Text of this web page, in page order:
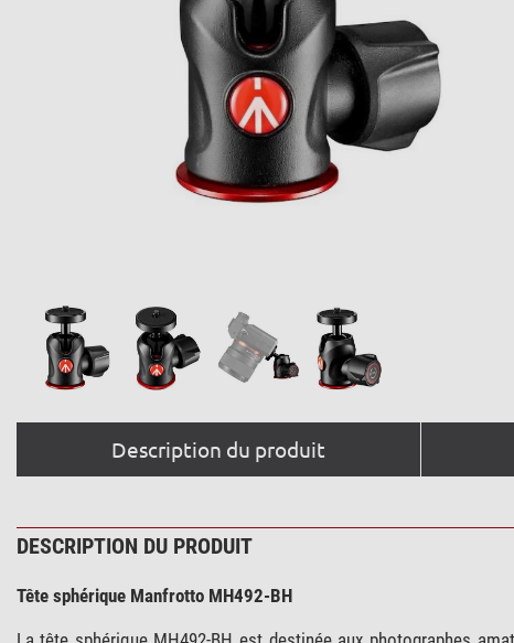
Description du produit
DESCRIPTION DU PRODUIT
Tête sphérique Manfrotto MH492-BH